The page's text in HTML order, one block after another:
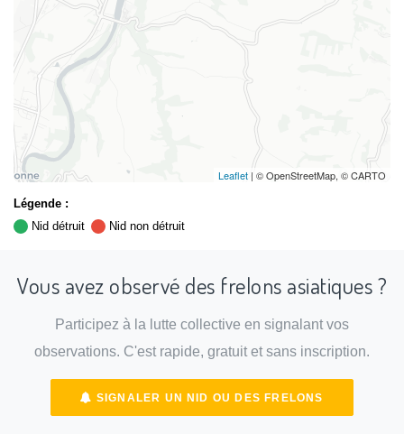
Leaflet | © OpenStreetMap, © CARTO
Légende :
Nid détruit
Nid non détruit
Vous avez observé des frelons asiatiques ?
Participez à la lutte collective en signalant vos
observations. C'est rapide, gratuit et sans inscription.
SIGNALER UN NID OU DES FRELONS